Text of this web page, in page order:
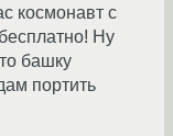
космонавт с
Ну
башку
портить